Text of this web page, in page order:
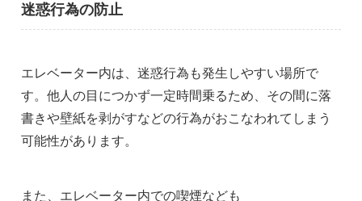
迷惑行為の防止
エレベーター内は、迷惑行為も発生しやすい場所で
す。他人の目につかず一定時間乗るため、その間に落
書きや壁紙を剥がすなどの行為がおこなわれてしまう
可能性があります。
また、エレベーター内での喫煙なども